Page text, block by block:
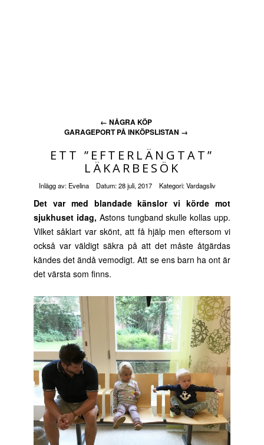
← NÅGRA KÖP
GARAGEPORT PÅ INKÖPSLISTAN →
ETT ”EFTERLÄNGTAT”
LÄKARBESÖK
Inlägg av: Evelina Datum:28 juli, 2017 Kategori:Vardagsliv
Det var med blandade känslor vi körde mot
sjukhuset idag, Astons tungband skulle kollas upp.
Vilket såklart var skönt, att få hjälp men eftersom vi
också var väldigt säkra på att det måste åtgärdas
kändes det ändå vemodigt. Att se ens barn ha ont är
det värsta som finns.